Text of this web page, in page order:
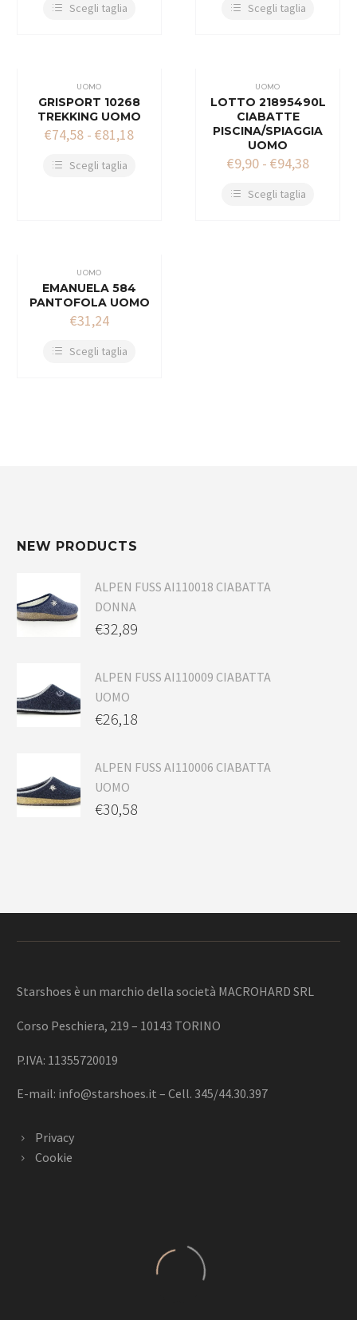
Scegli taglia Scegli taglia
UOMO
GRISPORT 10268
TREKKING UOMO
€74,58 - €81,18
Scegli taglia
UOMO
LOTTO 21895490L
CIABATTE
PISCINA/SPIAGGIA
UOMO
€9,90 - €94,38
Scegli taglia
UOMO
EMANUELA 584
PANTOFOLA UOMO
€31,24
Scegli taglia
NEW PRODUCTS
ALPEN FUSS AI110018 CIABATTA
DONNA
€32,89
ALPEN FUSS AI110009 CIABATTA
UOMO
€26,18
ALPEN FUSS AI110006 CIABATTA
UOMO
€30,58
Starshoes è un marchio della società MACROHARD SRL
Corso Peschiera, 219 – 10143 TORINO
P.IVA: 11355720019
E-mail: info@starshoes.it – Cell. 345/44.30.397
Privacy
Cookie